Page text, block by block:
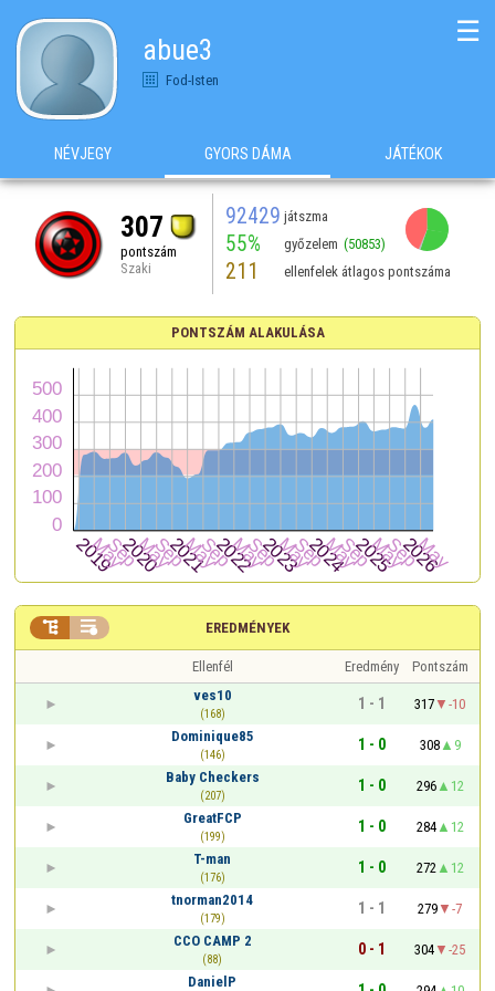
abue3
Fod-Isten
☰
NÉVJEGY GYORS DÁMA JÁTÉKOK
307
pontszám
Szaki
92429 játszma
55% győzelem (50853)
211 ellenfelek átlagos pontszáma
PONTSZÁM ALAKULÁSA
EREDMÉNYEK
 
Ellenfél Eredmény
Pontszám
ves10
(168)
1 - 1 317
-10
Dominique85
(146)
1 - 0 308
9
Baby Checkers
(207)
1 - 0 296
12
GreatFCP
(199)
1 - 0 284
12
T-man
(176)
1 - 0 272
12
tnorman2014
(179)
1 - 1 279
-7
CCO CAMP 2
(88)
0 - 1 304
-25
DanielP